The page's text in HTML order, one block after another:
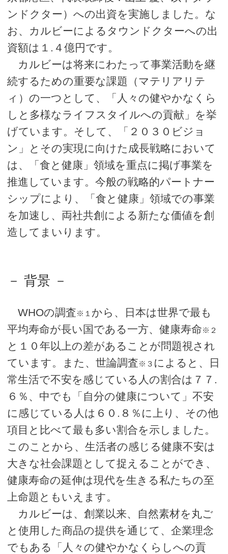
ンドクター）への出資を実施しました。な
お、カルビーによるタウンドクターへの出
資額は１.４億円です。
カルビーは将来にわたって事業活動を継
続するための重要な課題（マテリアリテ
ィ）の一つとして、「人々の健やかなくら
しと多様なライフスタイルへの貢献」を挙
げています。そして、「２０３０ビジョ
ン」とその実現に向けた成長戦略において
は、「食と健康」領域を重点に掲げ事業を
推進しています。今般の戦略的パートナー
シップにより、「食と健康」領域での事業
を加速し、両社共創による新たな価値を創
造してまいります。
－ 背景 －
WHOの調査※１ から、日本は世界で最も
平均寿命が長い国である一方、健康寿命※２
と１０年以上の差があることが問題視され
ています。また、世論調査※３ によると、日
常生活で不安を感じている人の割合は７７.
６％、中でも「自分の健康について」不安
に感じている人は６０.８％に上り、その他
項目と比べて最も多い割合を示しました。
このことから、生活者の感じる健康不安は
大きな社会課題として捉えることができ、
健康寿命の延伸は現代を生きる私たちの至
上命題ともいえます。
カルビーは、創業以来、自然素材を丸ご
と使用した商品の提供を通じて、企業理念
でもある「人々の健やかなくらしへの貢